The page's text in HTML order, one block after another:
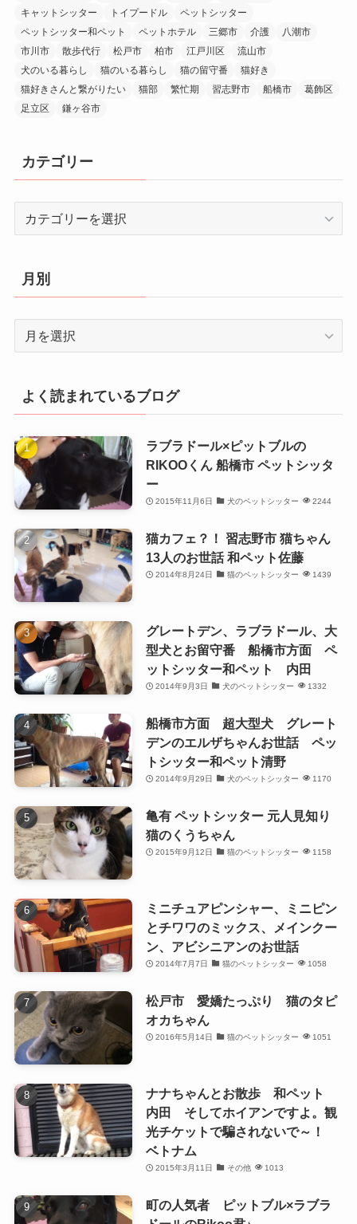
キャットシッター
トイプードル
ペットシッター
ペットシッター和ペット
ペットホテル 三郷市 介護
八潮市
市川市
散歩代行 松戸市 柏市 江戸川区
流山市
犬のいる暮らし
猫のいる暮らし 猫の留守番
猫好き
猫好きさんと繋がりたい
猫部 繁忙期 習志野市 船橋市
葛飾区
足立区
鎌ヶ谷市
カテゴリー
リ
ー
月別
よく読まれているブログ
ラブラドール×ピットブルの
RIKOOくん 船橋市 ペットシッタ
ー
2015年11月6日 犬のペットシッター 2244
猫カフェ？！ 習志野市 猫ちゃん
13人のお世話 和ペット佐藤
2014年8月24日 猫のペットシッター 1439
グレートデン、ラブラドール、大
型犬とお留守番 船橋市方面 ペ
ットシッター和ペット 内田
2014年9月3日 犬のペットシッター 1332
船橋市方面 超大型犬 グレート
デンのエルザちゃんお世話 ペッ
トシッター和ペット清野
2014年9月29日 犬のペットシッター 1170
亀有 ペットシッター 元人見知り
猫のくうちゃん
2015年9月12日 猫のペットシッター 1158
ミニチュアピンシャー、ミニピン
とチワワのミックス、メインクー
ン、アビシニアンのお世話
2014年7月7日 猫のペットシッター 1058
松戸市 愛嬌たっぷり 猫のタピ
オカちゃん
2016年5月14日 猫のペットシッター 1051
ナナちゃんとお散歩 和ペット
内田 そしてホイアンですよ。観
光チケットで騙されないで～！
ベトナム
2015年3月11日 その他 1013
町の人気者 ピットブル×ラブラ